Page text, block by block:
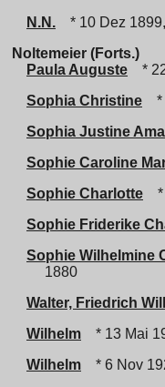
N.N.
* 10 Dez
Noltemeier (Forts.)
Paula Auguste
*
Sophia Christine
*
Sophia Justine
Sophie Caroline
Sophie Charlotte
Sophie Friderike
Sophie Wilhelmine
1880
Walter, Friedrich
Wilhelm
* 13 Mai
Wilhelm
* 6 Nov